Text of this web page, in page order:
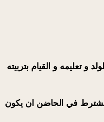
و تعليمه و القيام بتربيته
في الحاضن ان يكون